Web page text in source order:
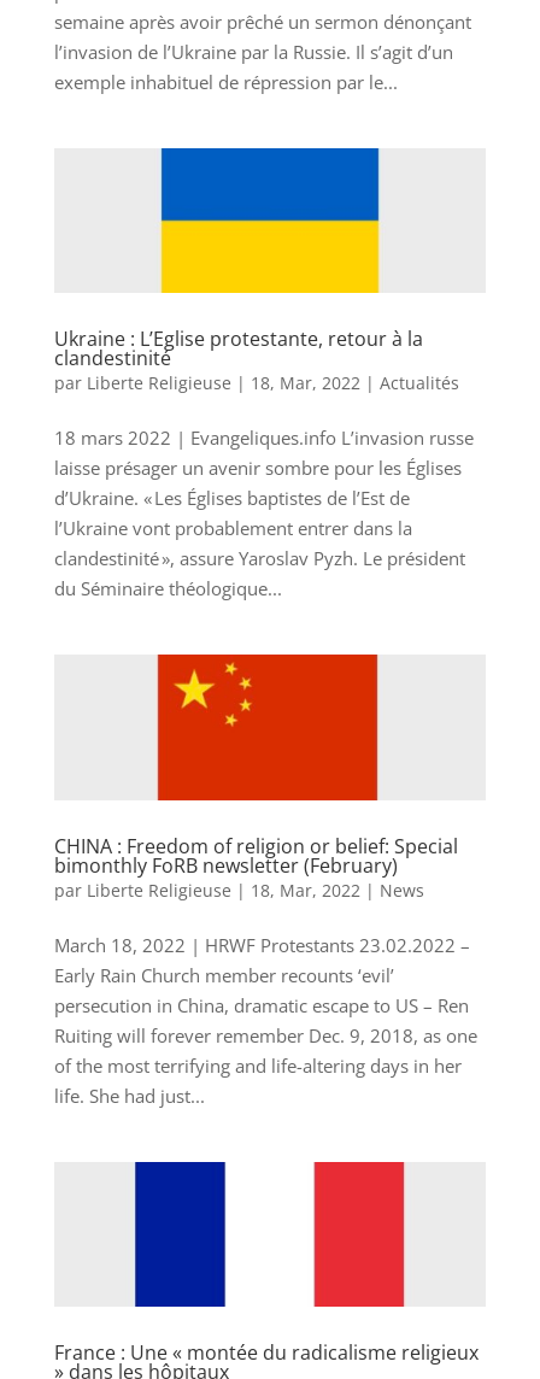
semaine après avoir prêché un sermon dénonçant
l’invasion de l’Ukraine par la Russie. Il s’agit d’un
exemple inhabituel de répression par le...
Ukraine : L’Eglise protestante, retour à la
clandestinité
par Liberte Religieuse | 18, Mar, 2022| Actualités
18 mars 2022 | Evangeliques.info L’invasion russe
laisse présager un avenir sombre pour les Églises
d’Ukraine. « Les Églises baptistes de l’Est de
l’Ukraine vont probablement entrer dans la
clandestinité », assure Yaroslav Pyzh. Le président
du Séminaire théologique...
CHINA : Freedom of religion or belief: Special
bimonthly FoRB newsletter (February)
par Liberte Religieuse | 18, Mar, 2022 | News
March 18, 2022 | HRWF Protestants 23.02.2022 –
Early Rain Church member recounts ‘evil’
persecution in China, dramatic escape to US – Ren
Ruiting will forever remember Dec. 9, 2018, as one
of the most terrifying and life-altering days in her
life. She had just...
France : Une « montée du radicalisme religieux
» dans les hôpitaux